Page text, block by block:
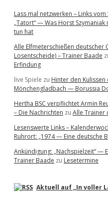
Lass mal netzwerken – Links
„Tatort“ — Was Horst
tun hat
Alle Elfmeterschießen deutscher
Losentscheide) – Trainer Baade
Erfindung
live Spiele zu Hinter den
Mönchengladbach — Borussia
Hertha BSC verpflichtet Armin
– Die Nachrichten zu Alle Trainer
Lesenswerte Links –
Ruhrort: „1974 — Eine deutsche
Ankündigung: „Nachspielzeit“ —
Trainer Baade zu Lesetermine
Aktuell auf „In voller